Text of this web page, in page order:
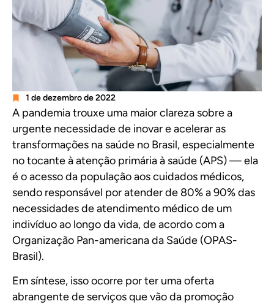
1 de dezembro de 2022
A pandemia trouxe uma maior clareza sobre a
urgente necessidade de inovar e acelerar as
transformações na saúde no Brasil, especialmente
no tocante à atenção primária à saúde (APS) — ela
é o acesso da população aos cuidados médicos,
sendo responsável por atender de 80% a 90% das
necessidades de atendimento médico de um
indivíduo ao longo da vida, de acordo com a
Organização Pan-americana da Saúde (OPAS-
Brasil).
Em síntese, isso ocorre por ter uma oferta
abrangente de serviços que vão da promoção